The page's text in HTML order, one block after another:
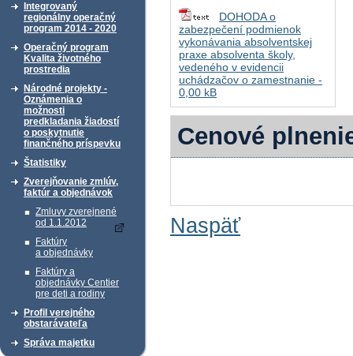
Integrovaný
regionálny operačný
program 2014 - 2020
Operačný program
Kvalita životného
prostredia
Národné projekty -
Oznámenia o
možnosti
predkladania žiadostí
o poskytnutie
finančného príspevku
Štatistiky
Zverejňovanie zmlúv,
faktúr a objednávok
Zmluvy zverejnené
od 1.1.2012
Faktúry
a objednávky
Faktúry a
objednávky Centier
pre deti a rodiny
Profil verejného
obstarávateľa
Správa majetku
DOHODA o
zabezpečení podmienok
vykonávania absolventskej
praxe absolventa školy,
vedeného v evidencii
uchádzačov o zamestnanie -
0,00 kB
Cenové
Naspäť